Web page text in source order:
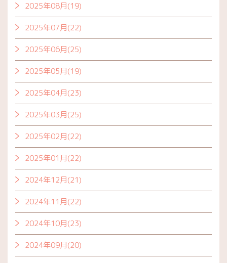
2025年08月(19)
2025年07月(22)
2025年06月(25)
2025年05月(19)
2025年04月(23)
2025年03月(25)
2025年02月(22)
2025年01月(22)
2024年12月(21)
2024年11月(22)
2024年10月(23)
2024年09月(20)